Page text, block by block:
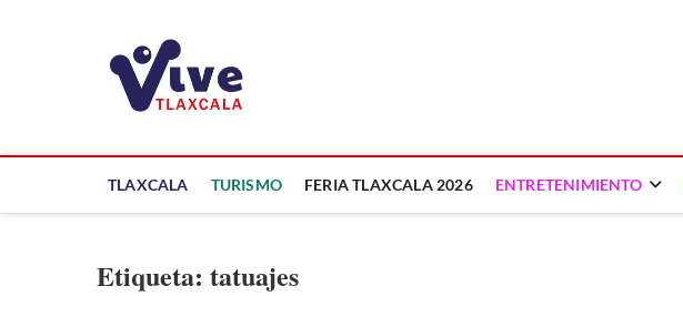
TLAXCALA TURISMO FERIA TLAXCALA 2026 ENTRETENIMIENTO
Etiqueta: tatuajes